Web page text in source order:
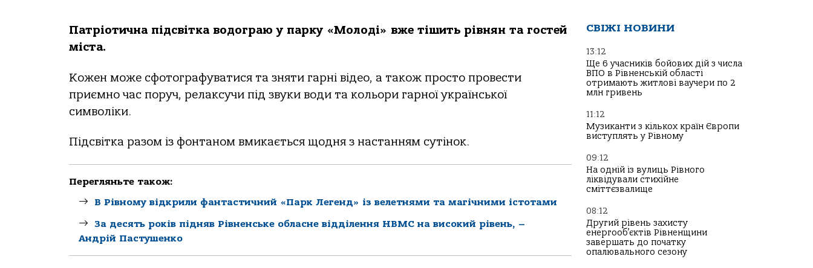
Патріотична підсвітка водограю у парку «Молоді» вже тішить рівнян та гостей
міста.
Кожен може сфотографуватися та зняти гарні відео, а також просто провести
приємно час поруч, релаксучи під звуки води та кольори гарної української
символіки.
Підсвітка разом із фонтаном вмикається щодня з настанням сутінок.
Перегляньте також:
В Рівному відкрили фантастичний «Парк Легенд» із велетнями та магічними істотами
За десять років підняв Рівненське обласне відділення НВМС на високий рівень, –
Андрій Пастушенко
СВІЖІ НОВИНИ
13:12
Ще 6 учасників бойових дій з числа
ВПО в Рівненській області
отримають житлові ваучери по 2
млн гривень
11:12
Музиканти з кількох країн Європи
виступлять у Рівному
09:12
На одній із вулиць Рівного
ліквідували стихійне
сміттєзвалище
08:12
Другий рівень захисту
енергооб’єктів Рівненщини
завершать до початку
опалювального сезону